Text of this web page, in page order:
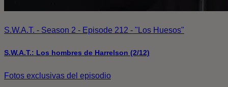
S.W.A.T. - Season 2 - Episode 212 - "Los Huesos"
S.W.A.T.: Los hombres de Harrelson (2/12)
Fotos exclusivas del episodio